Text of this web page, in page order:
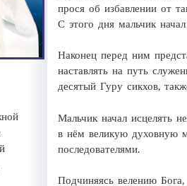
прося об избавлении от
С этого дня мальчик
Наконец перед ним
наставлять на путь
десятый Гуру сикхов,
Мальчик начал исцелять
в нём великую духовную
последователями.
Подчиняясь велению